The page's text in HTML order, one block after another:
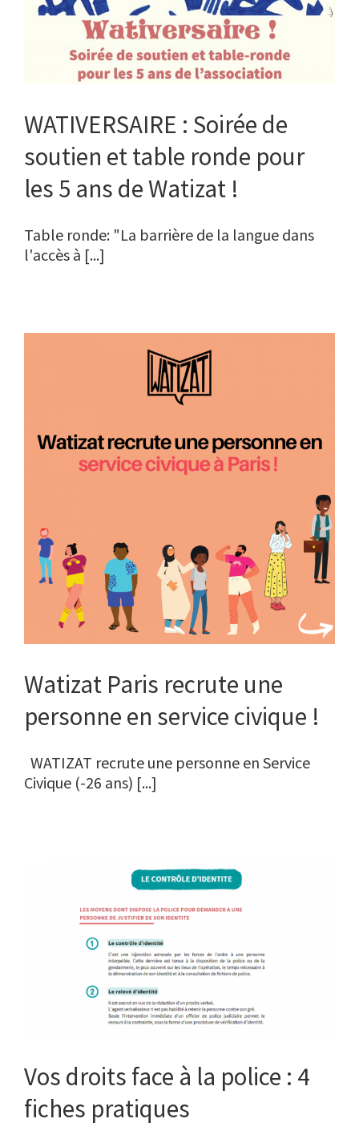
WATIVERSAIRE : Soirée de
soutien et table ronde pour
les 5 ans de Watizat !
Table ronde: "La barrière de la langue dans
l'accès à [...]
Watizat Paris recrute une
personne en service civique !
WATIZAT recrute une personne en Service
Civique (-26 ans) [...]
Vos droits face à la police : 4
fiches pratiques